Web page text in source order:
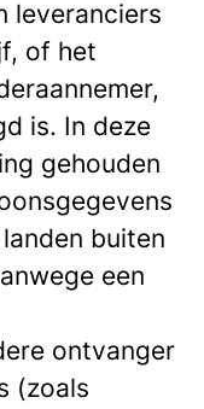
leveranciers
of het
is. In deze
gehouden
buiten
een
ontvanger
(zoals